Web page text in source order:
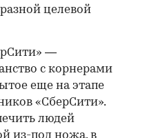
целевой
—
с корнерами
еще на этапе
«СберСити».
людей
из-под ножа, в